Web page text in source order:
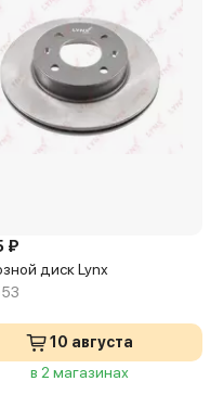
₽
диск Lynx
10 августа
в 2 магазинах